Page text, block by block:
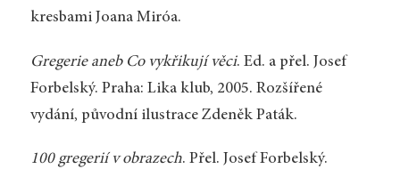
kresbami Joana Miróa.
Gregerie aneb Co vykřikují věci. Ed. a přel. Josef
Forbelský. Praha: Lika klub, 2005. Rozšířené
vydání, původní ilustrace Zdeněk Paták.
100 gregerií v obrazech. Přel. Josef Forbelský.